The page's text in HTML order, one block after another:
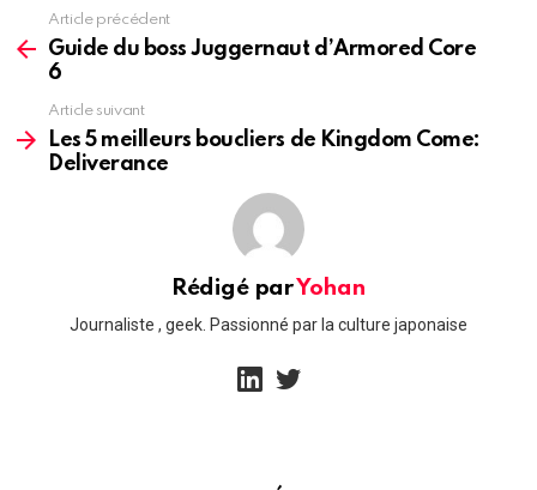
more
Article précédent
Guide du boss Juggernaut d’Armored Core
6
Article suivant
Les 5 meilleurs boucliers de Kingdom Come:
Deliverance
Rédigé parYohan
Journaliste , geek. Passionné par la culture japonaise
linkedin